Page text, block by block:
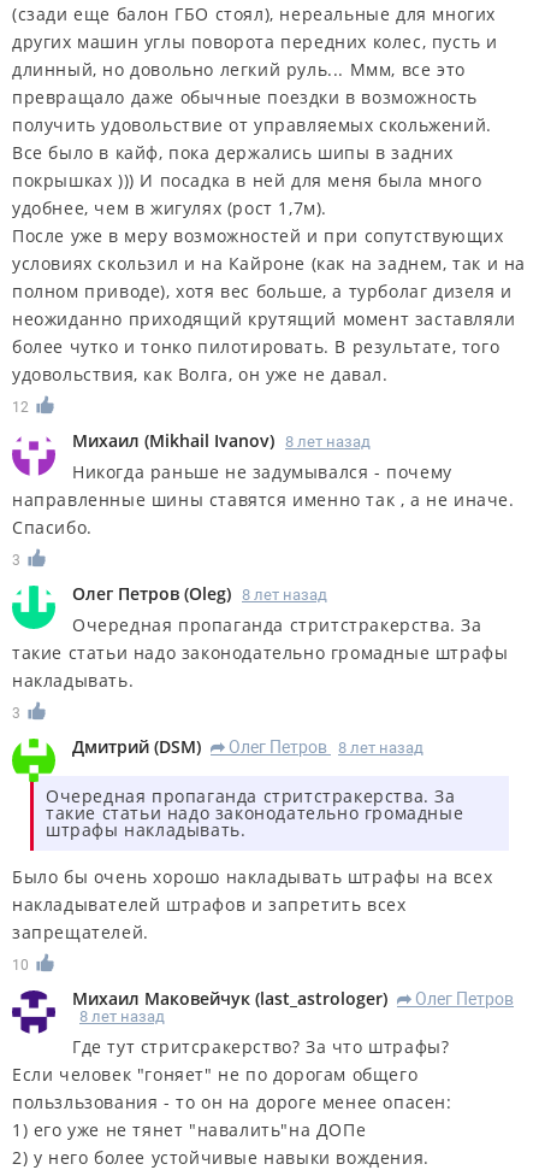
(сзади еще балон ГБО стоял), нереальные для многих
других машин углы поворота передних колес, пусть и
длинный, но довольно легкий руль... Ммм, все это
превращало даже обычные поездки в возможность
получить удовольствие от управляемых скольжений.
Все было в кайф, пока держались шипы в задних
покрышках ))) И посадка в ней для меня была много
удобнее, чем в жигулях (рост 1,7м).
После уже в меру возможностей и при сопутствующих
условиях скользил и на Кайроне (как на заднем, так и на
полном приводе), хотя вес больше, а турболаг дизеля и
неожиданно приходящий крутящий момент заставляли
более чутко и тонко пилотировать. В результате, того
удовольствия, как Волга, он уже не давал.
12
Михаил (Mikhail Ivanov) 8 лет назад
Никогда раньше не задумывался - почему
направленные шины ставятся именно так , а не иначе.
Спасибо.
3
Олег Петров (Oleg) 8 лет назад
Очередная пропаганда стритстракерства. За
такие статьи надо законодательно громадные штрафы
накладывать.
3
Дмитрий (DSM) R Олег Петров 8 лет назад
Очередная пропаганда стритстракерства. За
такие статьи надо законодательно громадные
штрафы накладывать.
Было бы очень хорошо накладывать штрафы на всех
накладывателей штрафов и запретить всех
запрещателей.
10
Михаил Маковейчук (last_astrologer) R Олег Петров
8 лет назад
Где тут стритсракерство? За что штрафы?
Если человек "гоняет" не по дорогам общего
пользльзования - то он на дороге менее опасен:
1) его уже не тянет "навалить"на ДОПе
2) у него более устойчивые навыки вождения.